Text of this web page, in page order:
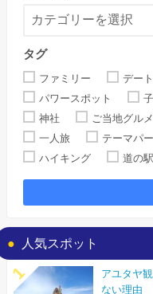
タグ
ファミリー デート
パワースポット
神社
ご当地グルメ
一人旅
テーマパ
ハイキング
道の駅
人気スポット
アユタヤ
ない理由